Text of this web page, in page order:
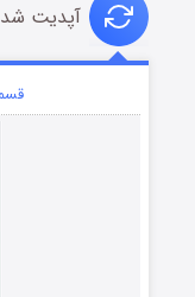
آپدیت